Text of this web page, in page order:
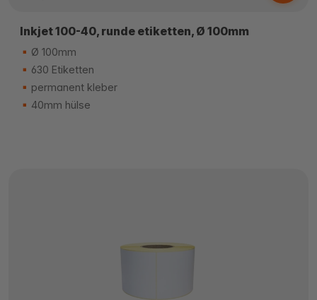
Inkjet 100-40, runde etiketten, Ø 100mm
Ø 100mm
630 Etiketten
permanent kleber
40mm hülse